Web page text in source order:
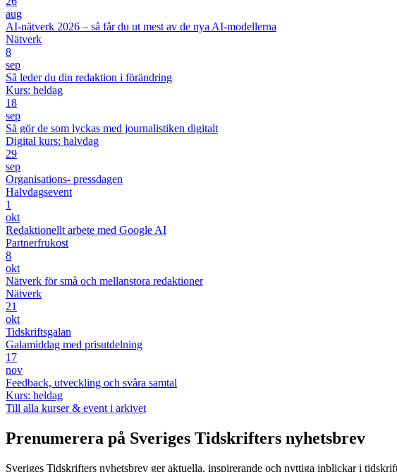
aug
AI-nätverk 2026 – så får du ut mest av de nya AI-modellerna
Nätverk
8
sep
Så leder du din redaktion i förändring
Kurs: heldag
18
sep
Så gör de som lyckas med journalistiken digitalt
Digital kurs: halvdag
29
sep
Organisations- pressdagen
Halvdagsevent
1
okt
Redaktionellt arbete med Google AI
Partnerfrukost
8
okt
Nätverk för små och mellanstora redaktioner
Nätverk
21
okt
Tidskriftsgalan
Galamiddag med prisutdelning
17
nov
Feedback, utveckling och svåra samtal
Kurs: heldag
Till alla kurser & event i arkivet
Prenumerera på Sveriges Tidskrifters nyhetsbrev
Sveriges Tidskrifters nyhetsbrev ger aktuella, inspirerande och nyttiga inblickar i